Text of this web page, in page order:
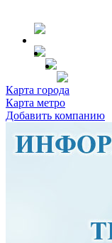
Карта города
Карта метро
Добавить компанию